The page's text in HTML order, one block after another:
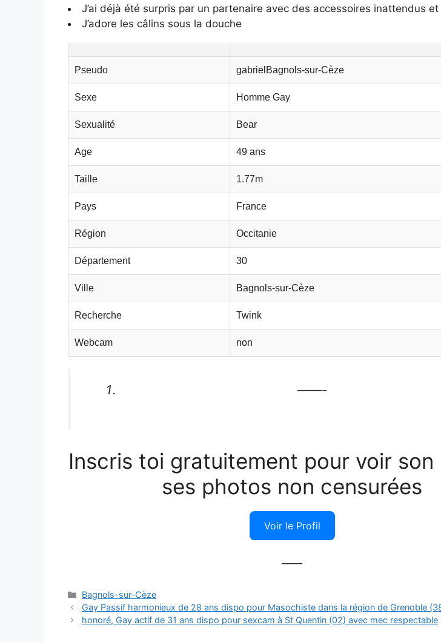
J’ai déjà été surpris par un partenaire avec des accessoires inattendus et
J’adore les câlins sous la douche
Pseudo gabrielBagnols-sur-Cèze
Sexe Homme Gay
Sexualité Bear
Age 49 ans
Taille 1.77m
Pays France
Région Occitanie
Département 30
Ville Bagnols-sur-Cèze
Recherche Twink
Webcam non
——-
Inscris toi gratuitement pour voir
ses photos non censurées
Voir le Profil
——
Catégories
Bagnols-sur-Cèze
Gay Passif harmonieux de 28 ans dispo pour Masochiste dans la région de Grenoble
honoré, Gay actif de 31 ans dispo pour sexcam à St Quentin (02) avec mec respectable